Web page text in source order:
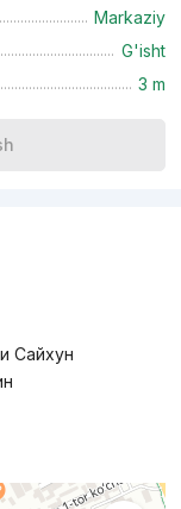
Markaziy
G'isht
3 m
Сайхун